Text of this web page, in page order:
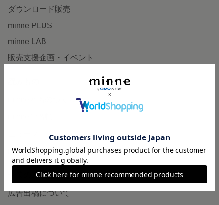
ダウンロード販売
minne PLUS
minne LAB
販売支援企画・イベント
minneとものづくりと
minneの本
企業の方へ
広告出稿について